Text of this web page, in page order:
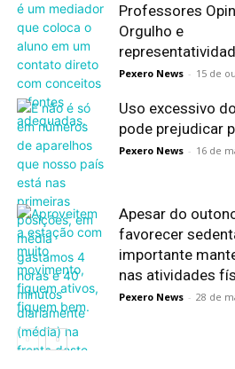
Professores
Orgulho e
Pexero News - 15 de
Uso excessivo
pode prejudicar
Pexero News - 16 de
Apesar do
favorecer
importante
nas atividades
Pexero News - 28 de